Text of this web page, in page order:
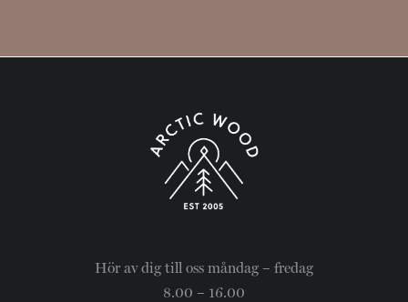
Hör av dig till oss måndag – fredag
8.00 – 16.00